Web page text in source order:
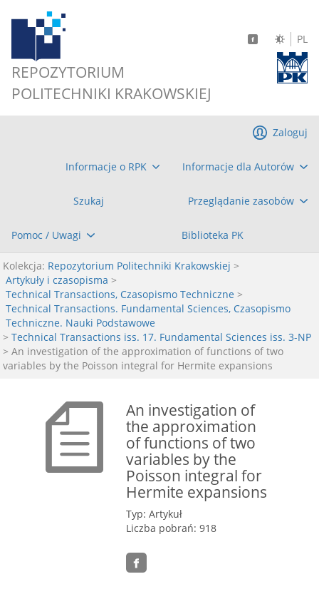
REPOZYTORIUM
POLITECHNIKI KRAKOWSKIEJ
PL
Informacje o RPK Informacje dla Autorów
Szukaj Przeglądanie zasobów
Pomoc / Uwagi Biblioteka PK
Zaloguj
Kolekcja: Repozytorium Politechniki Krakowskiej >
Artykuły i czasopisma >
Technical Transactions, Czasopismo Techniczne >
Technical Transactions. Fundamental Sciences, Czasopismo
Techniczne. Nauki Podstawowe
> Technical Transactions iss. 17. Fundamental Sciences iss. 3-NP
> An investigation of the approximation of functions of two
variables by the Poisson integral for Hermite expansions
An investigation of
the approximation
of functions of two
variables by the
Poisson integral for
Hermite expansions
Typ: Artykuł
Liczba pobrań: 918